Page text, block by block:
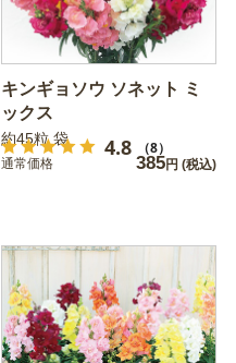
キンギョソウ ソネット ミ
ックス
4.8 （8）
約45粒 袋
通常価格 385円 (税込)